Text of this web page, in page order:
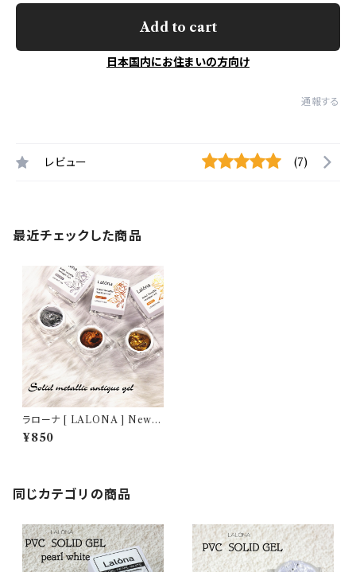
Add to cart
日本国内にお住まいの方向け
通報する
レビュー (7)
最近チェックした商品
ラローナ [ LALONA ] New P
VCソリッドジェル( アンティーク
メタリック ) ( 5g ) デコジェル /
¥850
同じカテゴリの商品